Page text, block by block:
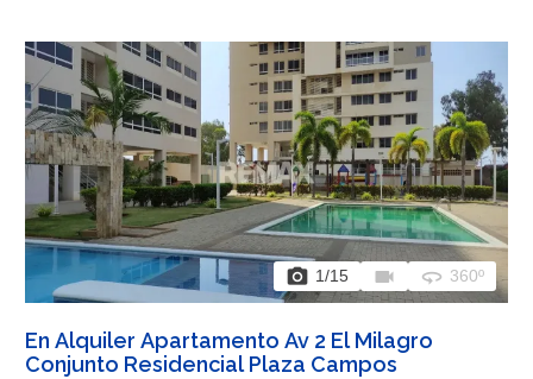
photo_camera 1/15 videocam 360 360º
En Alquiler Apartamento Av 2 El Milagro
Conjunto Residencial Plaza Campos